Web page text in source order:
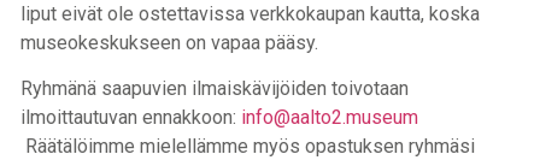
liput eivät ole ostettavissa verkkokaupan kautta, koska
museokeskukseen on vapaa pääsy.
Ryhmänä saapuvien ilmaiskävijöiden toivotaan
ilmoittautuvan ennakkoon: info@aalto2.museum
Räätälöimme mielellämme myös opastuksen ryhmäsi